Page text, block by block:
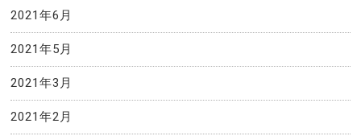
2021年6月
2021年5月
2021年3月
2021年2月